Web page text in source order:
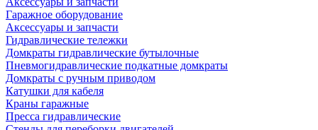
Гаражное оборудование
Аксессуары и запчасти
Гидравлические тележки
Домкраты гидравлические бутылочные
Пневмогидравлические подкатные домкраты
Домкраты с ручным приводом
Катушки для кабеля
Краны гаражные
Пресса гидравлические